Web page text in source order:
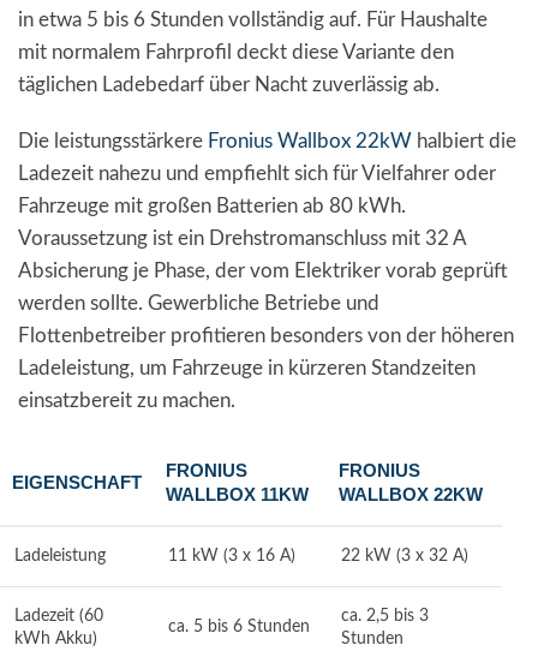
in etwa 5 bis 6 Stunden vollständig auf. Für Haushalte
mit normalem Fahrprofil deckt diese Variante den
täglichen Ladebedarf über Nacht zuverlässig ab.
Die leistungsstärkere Fronius Wallbox 22kW halbiert die
Ladezeit nahezu und empfiehlt sich für Vielfahrer oder
Fahrzeuge mit großen Batterien ab 80 kWh.
Voraussetzung ist ein Drehstromanschluss mit 32 A
Absicherung je Phase, der vom Elektriker vorab geprüft
werden sollte. Gewerbliche Betriebe und
Flottenbetreiber profitieren besonders von der höheren
Ladeleistung, um Fahrzeuge in kürzeren Standzeiten
einsatzbereit zu machen.
EIGENSCHAFT
FRONIUS
WALLBOX 11KW
FRONIUS
WALLBOX 22KW
Ladeleistung 11 kW (3 x 16 A) 22 kW (3 x 32 A)
Ladezeit (60
kWh Akku)
ca. 5 bis 6 Stunden
ca. 2,5 bis 3
Stunden